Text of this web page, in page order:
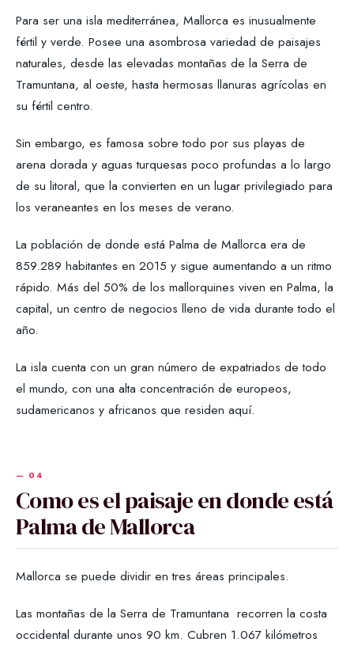
Para ser una isla mediterránea, Mallorca es inusualmente
fértil y verde. Posee una asombrosa variedad de paisajes
naturales, desde las elevadas montañas de la Serra de
Tramuntana, al oeste, hasta hermosas llanuras agrícolas en
su fértil centro.
Sin embargo, es famosa sobre todo por sus playas de
arena dorada y aguas turquesas poco profundas a lo largo
de su litoral, que la convierten en un lugar privilegiado para
los veraneantes en los meses de verano.
La población de donde está Palma de Mallorca era de
859.289 habitantes en 2015 y sigue aumentando a un ritmo
rápido. Más del 50% de los mallorquines viven en Palma, la
capital, un centro de negocios lleno de vida durante todo el
año.
La isla cuenta con un gran número de expatriados de todo
el mundo, con una alta concentración de europeos,
sudamericanos y africanos que residen aquí.
Como es el paisaje en donde está
Palma de Mallorca
Mallorca se puede dividir en tres áreas principales.
Las montañas de la Serra de Tramuntana recorren la costa
occidental durante unos 90 km. Cubren 1.067 kilómetros